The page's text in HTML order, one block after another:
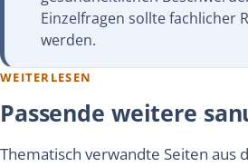
Einzelfragen sollte fachlicher
werden.
WEITERLESEN
Passende weitere
Thematisch verwandte Seiten aus